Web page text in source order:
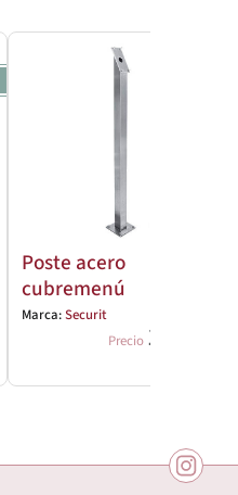
Poste acero
cubremenú
Marca:Securit
Precio 172